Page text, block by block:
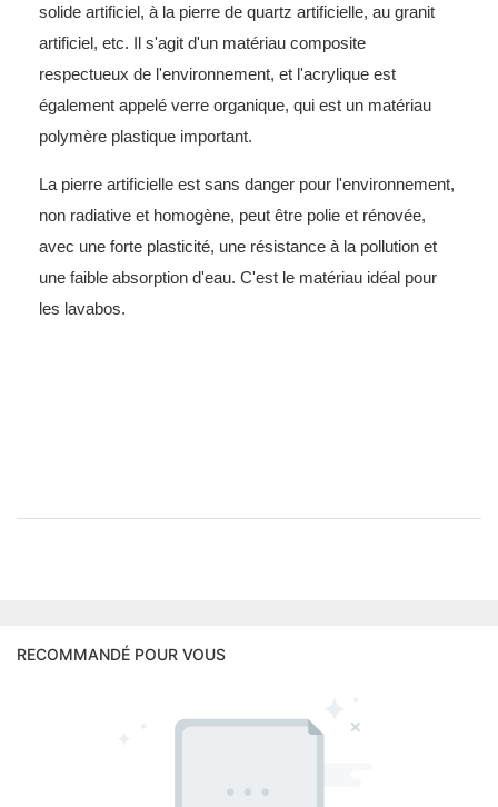
solide artificiel, à la pierre de quartz artificielle, au granit
artificiel, etc. Il s'agit d'un matériau composite
respectueux de l'environnement, et l'acrylique est
également appelé verre organique, qui est un matériau
polymère plastique important.
La pierre artificielle est sans danger pour l'environnement,
non radiative et homogène, peut être polie et rénovée,
avec une forte plasticité, une résistance à la pollution et
une faible absorption d'eau. C'est le matériau idéal pour
les lavabos.
RECOMMANDÉ POUR VOUS